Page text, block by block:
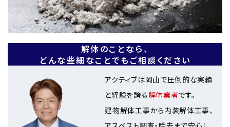
解体のことなら、
どんな些細なことでもご相談ください
アクティブは岡山で圧倒的な実績
と経験を誇る解体業者です。
建物解体工事から内装解体工事、